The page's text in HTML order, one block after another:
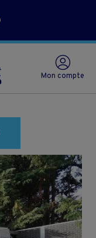
Mon compte